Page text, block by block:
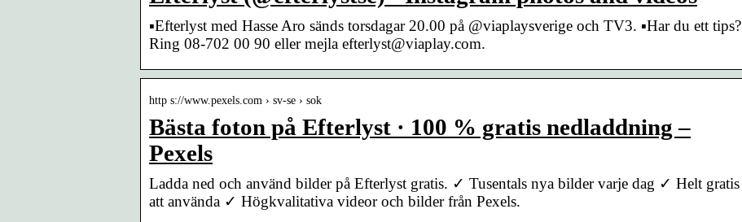
▪️Efterlyst med Hasse Aro sänds torsdagar 20.00 på @viaplaysverige och TV3. ▪️Har du ett tips?
Ring 08-702 00 90 eller mejla efterlyst@viaplay.com.
http s://www.pexels.com › sv-se › sok
Bästa foton på Efterlyst · 100 % gratis nedladdning –
Pexels
Ladda ned och använd bilder på Efterlyst gratis. ✓ Tusentals nya bilder varje dag ✓ Helt gratis
att använda ✓ Högkvalitativa videor och bilder från Pexels.